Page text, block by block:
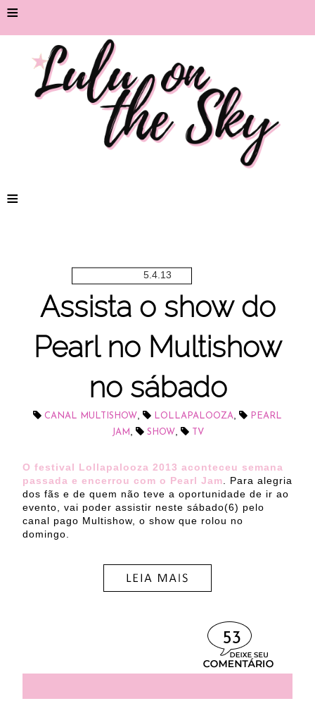
≡
≡
5.4.13
Assista o show do
Pearl no Multishow
no sábado
CANAL MULTISHOW, LOLLAPALOOZA,
PEARL
JAM , SHOW, TV
O festival Lollapalooza 2013 aconteceu semana
passada e encerrou com o Pearl Jam. Para alegria
dos fãs e de quem não teve a oportunidade de ir ao
evento, vai poder assistir neste sábado(6) pelo
canal pago Multishow, o show que rolou no
domingo.
53